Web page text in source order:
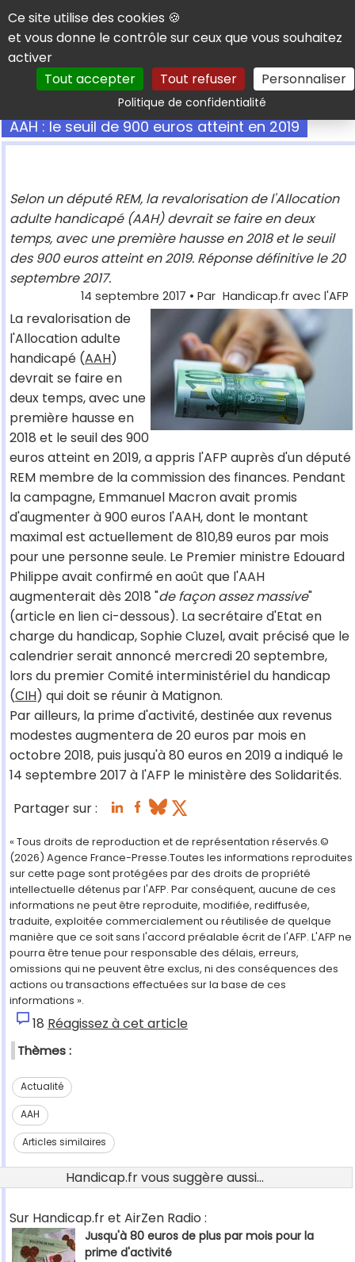
Panneau de gestion des cookies
Ce site utilise des cookies 🍪
et vous donne le contrôle sur ceux que vous souhaitez
activer
Tout accepter
Tout refuser Personnaliser
Politique de confidentialitéRechercher
AAH : le seuil de 900 euros atteint en 2019
Selon un député REM, la revalorisation de l'Allocation
adulte handicapé (AAH) devrait se faire en deux
temps, avec une première hausse en 2018 et le seuil
des 900 euros atteint en 2019. Réponse définitive le 20
septembre 2017.
14 septembre 2017 • Par Handicap.fr avec l'AFP
La revalorisation de
l'Allocation adulte
handicapé (AAH)
devrait se faire en
deux temps, avec une
première hausse en
2018 et le seuil des 900
euros atteint en 2019, a appris l'AFP auprès d'un député
REM membre de la commission des finances. Pendant
la campagne, Emmanuel Macron avait promis
d'augmenter à 900 euros l'AAH, dont le montant
maximal est actuellement de 810,89 euros par mois
pour une personne seule. Le Premier ministre Edouard
Philippe avait confirmé en août que l'AAH
augmenterait dès 2018 "de façon assez massive"
(article en lien ci-dessous). La secrétaire d'Etat en
charge du handicap, Sophie Cluzel, avait précisé que le
calendrier serait annoncé mercredi 20 septembre,
lors du premier Comité interministériel du handicap
(CIH) qui doit se réunir à Matignon.
Par ailleurs, la prime d'activité, destinée aux revenus
modestes augmentera de 20 euros par mois en
octobre 2018, puis jusqu'à 80 euros en 2019 a indiqué le
14 septembre 2017 à l'AFP le ministère des Solidarités.
Partager sur :
« Tous droits de reproduction et de représentation réservés.©
(2026) Agence France-Presse.Toutes les informations reproduites
sur cette page sont protégées par des droits de propriété
intellectuelle détenus par l'AFP. Par conséquent, aucune de ces
informations ne peut être reproduite, modifiée, rediffusée,
traduite, exploitée commercialement ou réutilisée de quelque
manière que ce soit sans l'accord préalable écrit de l'AFP. L'AFP ne
pourra être tenue pour responsable des délais, erreurs,
omissions qui ne peuvent être exclus, ni des conséquences des
actions ou transactions effectuées sur la base de ces
informations ».
18 Réagissez à cet article
Thèmes :
Actualité
AAH
Articles similaires
Handicap.fr vous suggère aussi...
Sur Handicap.fr et AirZen Radio :
Jusqu'à 80 euros de plus par mois pour la
prime d'activité